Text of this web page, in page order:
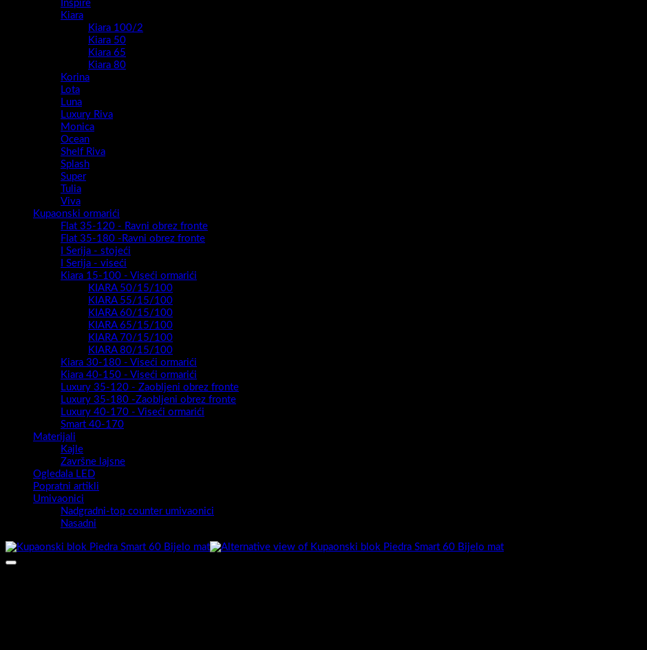
Inspire
Kiara
Kiara 100/2
Kiara 50
Kiara 65
Kiara 80
Korina
Lota
Luna
Luxury Riva
Monica
Ocean
Shelf Riva
Splash
Super
Tulia
Viva
Kupaonski ormarići
Flat 35-120 - Ravni obrez fronte
Flat 35-180 -Ravni obrez fronte
I Serija - stojeći
I Serija - viseći
Kiara 15-100 - Viseći ormarići
KIARA 50/15/100
KIARA 55/15/100
KIARA 60/15/100
KIARA 65/15/100
KIARA 70/15/100
KIARA 80/15/100
Kiara 30-180 - Viseći ormarići
Kiara 40-150 - Viseći ormarići
Luxury 35-120 - Zaobljeni obrez fronte
Luxury 35-180 -Zaobljeni obrez fronte
Luxury 40-170 - Viseći ormarići
Smart 40-170
Materijali
Kajle
Završne lajsne
Ogledala LED
Popratni artikli
Umivaonici
Nadgradni-top counter umivaonici
Nasadni